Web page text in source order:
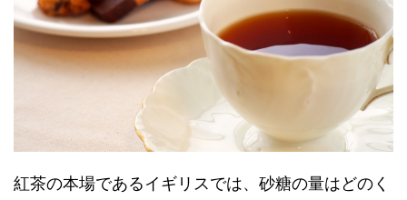
紅茶の本場であるイギリスでは、砂糖の量はどのく